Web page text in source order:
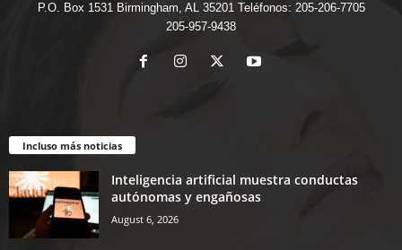
P.O. Box 1531 Birmingham, AL 35201 Teléfonos: 205-206-7705
205-957-9438
Incluso más noticias
Inteligencia artificial muestra conductas
autónomas y engañosas
August 6, 2026